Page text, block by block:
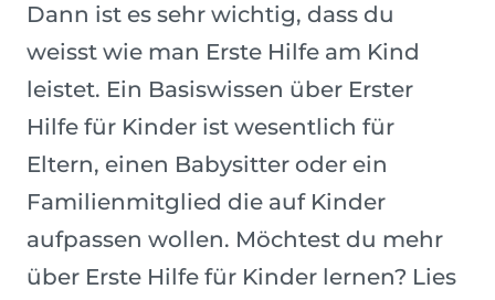
Dann ist es sehr wichtig, dass du
weisst wie man Erste Hilfe am Kind
leistet. Ein Basiswissen über Erster
Hilfe für Kinder ist wesentlich für
Eltern, einen Babysitter oder ein
Familienmitglied die auf Kinder
aufpassen wollen. Möchtest du mehr
über Erste Hilfe für Kinder lernen? Lies